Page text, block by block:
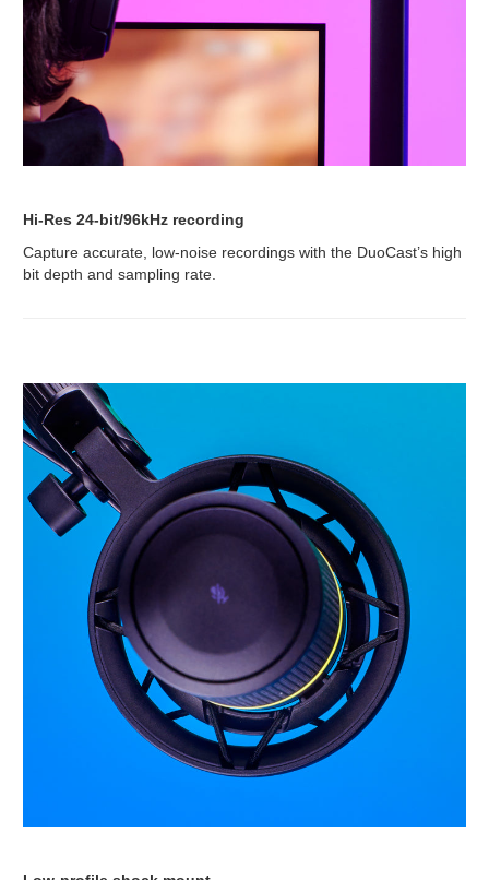
Hi-Res 24-bit/96kHz recording
Capture accurate, low-noise recordings with the DuoCast’s high
bit depth and sampling rate.